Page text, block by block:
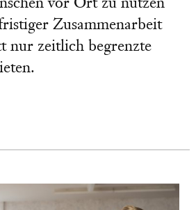
vor Ort zu nutzen
Zusammenarbeit
nur zeitlich begrenzte